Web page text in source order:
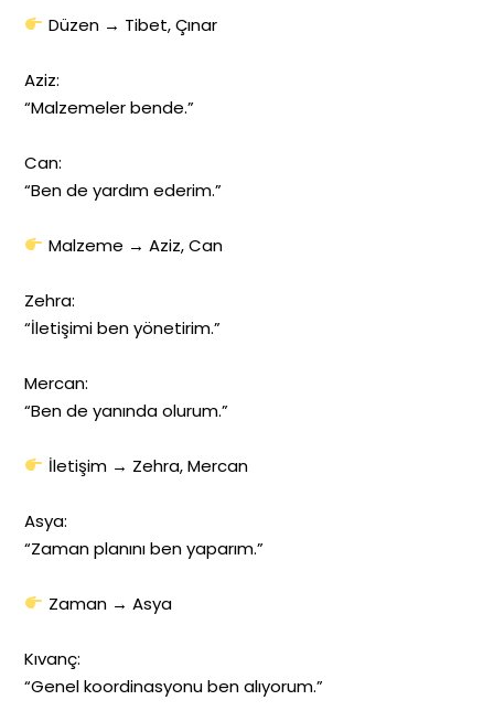
Düzen → Tibet, Çınar
Aziz:
“Malzemeler bende.”
Can:
“Ben de yardım ederim.”
Malzeme → Aziz, Can
Zehra:
“İletişimi ben yönetirim.”
Mercan:
“Ben de yanında olurum.”
İletişim → Zehra, Mercan
Asya:
“Zaman planını ben yaparım.”
Zaman → Asya
Kıvanç:
“Genel koordinasyonu ben alıyorum.”